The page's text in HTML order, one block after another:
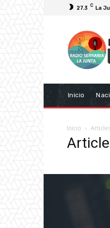
27.3 C La
Inicio
Inicio